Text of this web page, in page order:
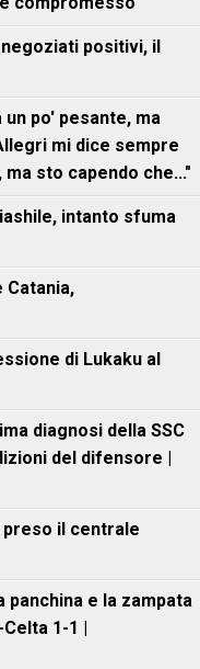
negoziati positivi, il
un po' pesante, ma
mi dice sempre
sto capendo che..."
intanto sfuma
Catania,
di Lukaku al
diagnosi della SSC
del difensore |
preso il centrale
panchina e la zampata
1-1 |